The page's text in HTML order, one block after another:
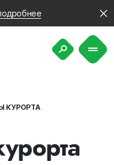
КУРОРТА